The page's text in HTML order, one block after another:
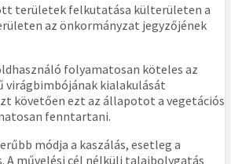
területek felkutatása külterületen a
az önkormányzat jegyzőjének
folyamatosan köteles az
virágbimbójának kialakulását
követően ezt az állapotot a vegetációs
fenntartani.
módja a kaszálás, esetleg a
A művelési cél nélküli talajbolygatás